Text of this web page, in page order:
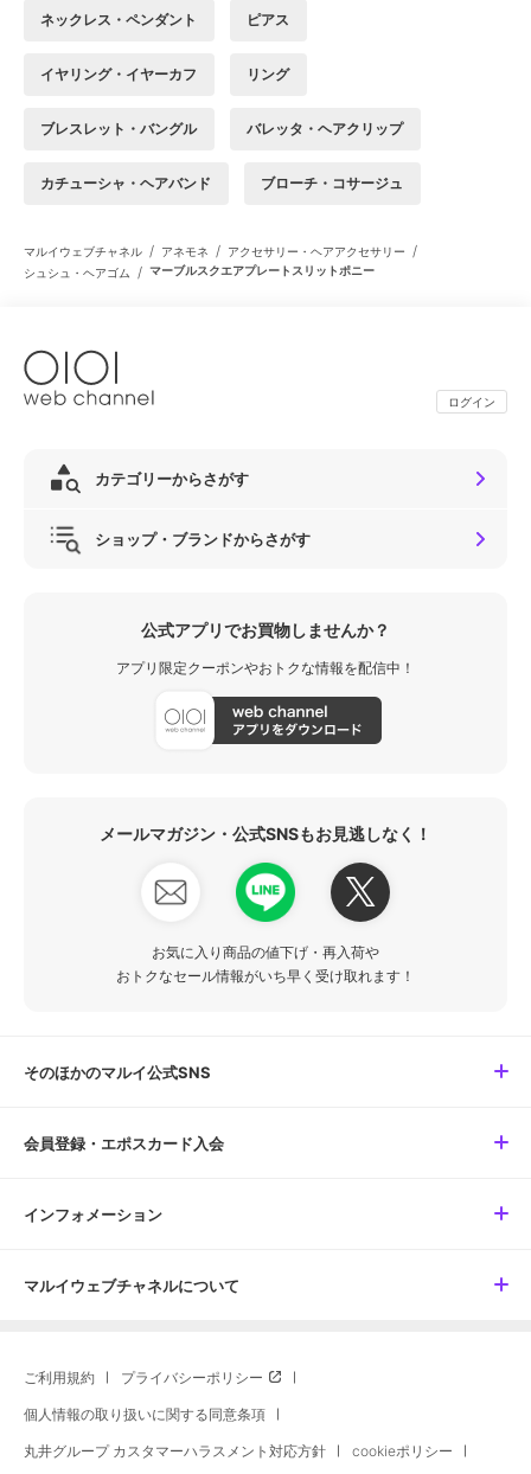
ネックレス・ペンダント ピアス
イヤリング・イヤーカフ リング
ブレスレット・バングル バレッタ・ヘアクリップ
カチューシャ・ヘアバンド ブローチ・コサージュ
マルイウェブチャネル / アネモネ / アクセサリー・ヘアアクセサリー /
シュシュ・ヘアゴム / マーブルスクエアプレートスリットポニー
ログイン
カテゴリーからさがす
ショップ・ブランドからさがす
公式アプリでお買物しませんか？
アプリ限定クーポンやおトクな情報を配信中！
メールマガジン・公式SNSもお見逃しなく！
お気に入り商品の値下げ・再入荷や
おトクなセール情報がいち早く受け取れます！
そのほかのマルイ公式SNS
会員登録・エポスカード入会
インフォメーション
マルイウェブチャネルについて
ご利用規約 プライバシーポリシー
個人情報の取り扱いに関する同意条項
丸井グループ カスタマーハラスメント対応方針 cookieポリシー